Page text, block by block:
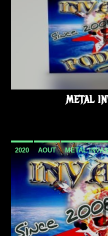
METAL
2020 AOUT METAL